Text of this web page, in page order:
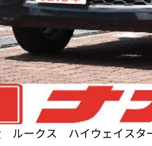
ークス ハイウェイスタ